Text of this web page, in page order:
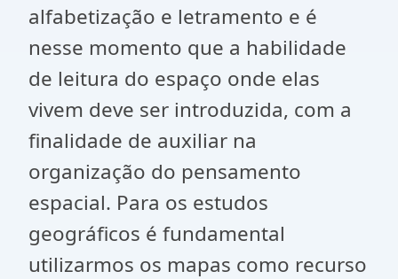
alfabetização e letramento e é
nesse momento que a habilidade
de leitura do espaço onde elas
vivem deve ser introduzida, com a
finalidade de auxiliar na
organização do pensamento
espacial. Para os estudos
geográficos é fundamental
utilizarmos os mapas como recurso